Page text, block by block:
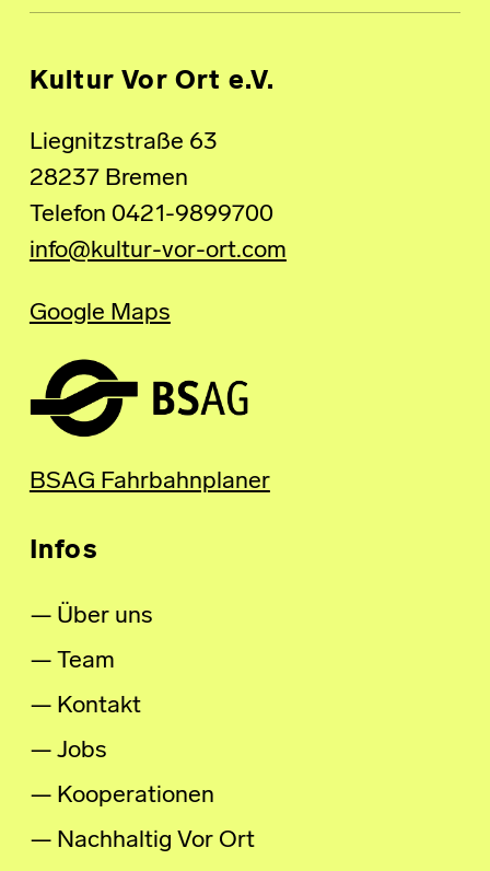
Kultur Vor Ort e.V.
Liegnitzstraße 63
28237 Bremen
Telefon 0421-9899700
info@kultur-vor-ort.com
Google Maps
BSAG Fahrbahnplaner
Infos
Über uns
Team
Kontakt
Jobs
Kooperationen
Nachhaltig Vor Ort